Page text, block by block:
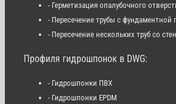
- Герметизация опалубочного
- Пересечение трубы с фундаментной
- Пересечение нескольких труб со
Профиля гидрошпонок в DWG:
- Гидрошпонки ПВХ
- Гидрошпонки EPDM